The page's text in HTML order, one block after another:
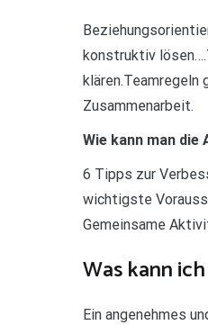
konstruktiv
klären.Teamregeln
Zusammenarbeit.
Wie kann man
6 Tipps zur
wichtigste
Gemeinsame
Was kann
Ein angenehmes